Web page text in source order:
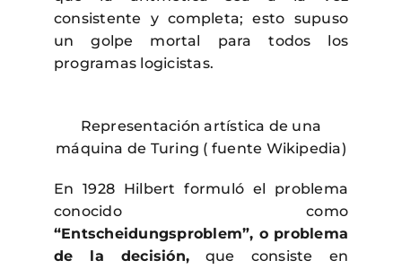
consistente y completa; esto supuso
un golpe mortal para todos los
programas logicistas.
Representación artística de una
máquina de Turing ( fuente Wikipedia)
En 1928 Hilbert formuló el problema
conocido como
“Entscheidungsproblem”, o problema
de la decisión, que consiste en